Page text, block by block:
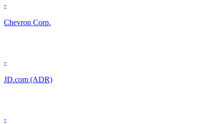
-
Chevron Corp.
-
JD.com (ADR)
-